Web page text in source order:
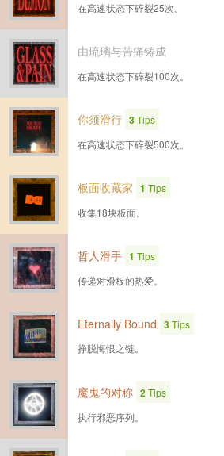
在高速状态下碎裂25次。
由琉璃与苦痛铸成
在高速状态下碎裂100次。
你须滑行 3Tips
在高速状态下碎裂500次。
板面收藏家 1 Tips
收集18块板面。
哲人滑手 1 Tips
传递对滑板的热爱。
Eternally Bound 3Tips
挣脱悔恨之链。
魔鬼的对称 2Tips
执行邪恶序列。